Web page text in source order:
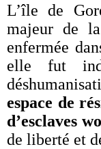
L’île de
majeur de
enfermée
elle fut
espace de
d’esclaves
de liberté et